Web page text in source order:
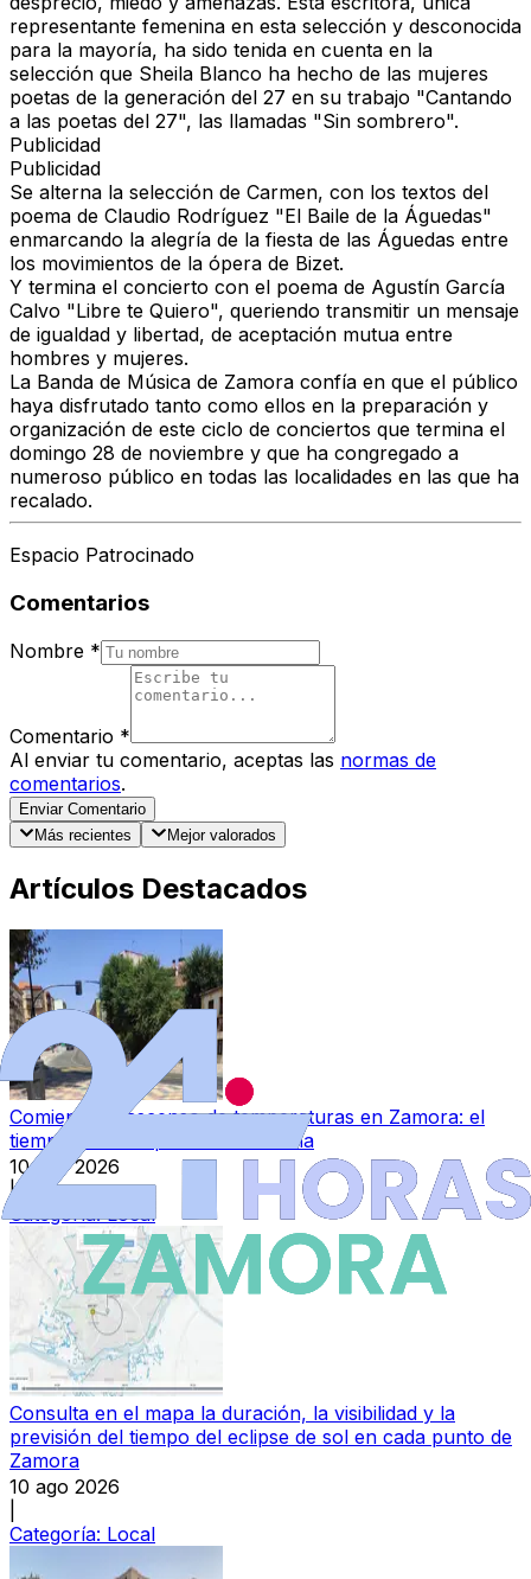
representante femenina en esta selección y desconocida
para la mayoría, ha sido tenida en cuenta en la
selección que Sheila Blanco ha hecho de las mujeres
poetas de la generación del 27 en su trabajo "Cantando
a las poetas del 27", las llamadas "Sin sombrero".
Publicidad
Publicidad
Se alterna la selección de Carmen, con los textos del
poema de Claudio Rodríguez "El Baile de la Águedas"
enmarcando la alegría de la fiesta de las Águedas entre
los movimientos de la ópera de Bizet.
Y termina el concierto con el poema de Agustín García
Calvo "Libre te Quiero", queriendo transmitir un mensaje
de igualdad y libertad, de aceptación mutua entre
hombres y mujeres.
La Banda de Música de Zamora confía en que el público
haya disfrutado tanto como ellos en la preparación y
organización de este ciclo de conciertos que termina el
domingo 28 de noviembre y que ha congregado a
numeroso público en todas las localidades en las que ha
recalado.
Espacio Patrocinado
Comentarios
Nombre *
Comentario *
Al enviar tu comentario, aceptas las normas de
comentarios.
Enviar Comentario
Más recientes
Mejor valorados
Artículos Destacados
Comienza el ascenso de temperaturas en Zamora: el
tiempo previsto para esta semana
10 ago 2026
|
Categoría:Local
Consulta en el mapa la duración, la visibilidad y la
previsión del tiempo del eclipse de sol en cada punto de
Zamora
10 ago 2026
Categoría: Local